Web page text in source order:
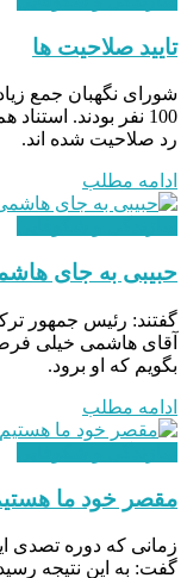
تایید صلاحیت ها
شورای نگهبان جمع
100 نفر بودند.
رد صلاحیت شده اند.
ادامه مطلب
حبیبی به جای
گفتند: رئیس جمهور
آقای هاشمی خیلی
بگویم که او برود.
ادامه مطلب
مقصر خود ما
زمانی که دوره تصدی
گفت: به این نتیجه